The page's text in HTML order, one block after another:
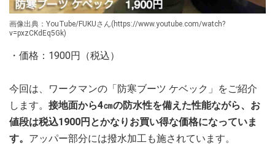
画像出典：YouTube/FUKUさん(https://www.youtube.com/watch?
v=pxzCKdEq5Gk)
・価格：1900円（税込）
今回は、ワークマンの「防寒ブーツ ケベック」をご紹介
します。 接地面から4㎝の防水性を備えた性能ながら、お
値段は税込1900円とかなりお買い得な価格になっていま
す。 アッパー部分には撥水加工も施されています。